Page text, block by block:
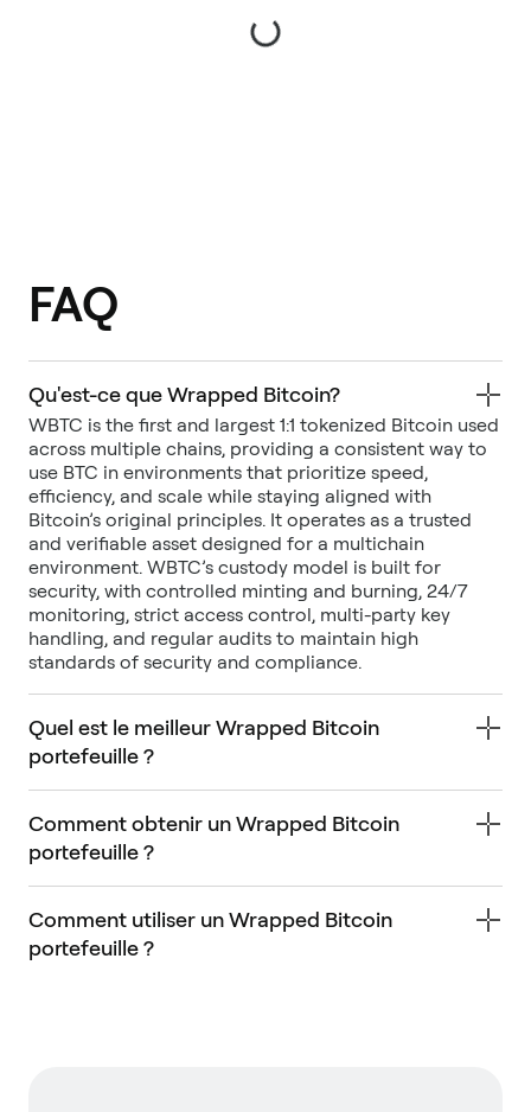
FAQ
Qu'est-ce que Wrapped Bitcoin?
WBTC is the first and largest 1:1 tokenized Bitcoin used
across multiple chains, providing a consistent way to
use BTC in environments that prioritize speed,
efficiency, and scale while staying aligned with
Bitcoin’s original principles. It operates as a trusted
and verifiable asset designed for a multichain
environment. WBTC’s custody model is built for
security, with controlled minting and burning, 24/7
monitoring, strict access control, multi-party key
handling, and regular audits to maintain high
standards of security and compliance.
Quel est le meilleur Wrapped Bitcoin
portefeuille ?
Comment obtenir un Wrapped Bitcoin
portefeuille ?
Comment utiliser un Wrapped Bitcoin
portefeuille ?